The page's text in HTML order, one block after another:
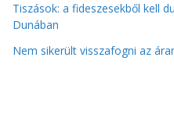
Tiszások: a fideszesekből kell
Dunában
Nem sikerült visszafogni az